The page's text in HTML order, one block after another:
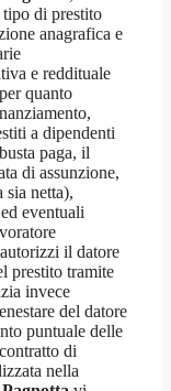
tipo di prestito
anagrafica e
e reddituale
quanto
a dipendenti
paga, il
di assunzione,
sia netta),
eventuali
il datore
prestito tramite
invece
del datore
puntuale delle
di
nella